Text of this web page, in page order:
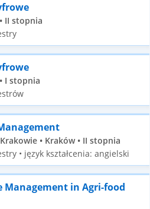
II stopnia
I stopnia
• Kraków • II stopnia
• język kształcenia: angielski
Management in Agri-food